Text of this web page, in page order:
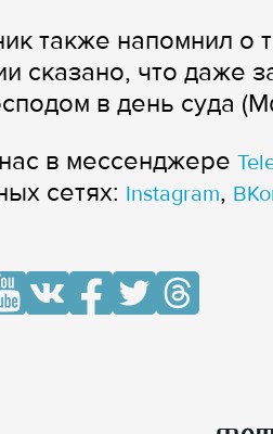
также напомнил о
сказано, что даже
в день суда
в мессенджере
сетях: Instagram,